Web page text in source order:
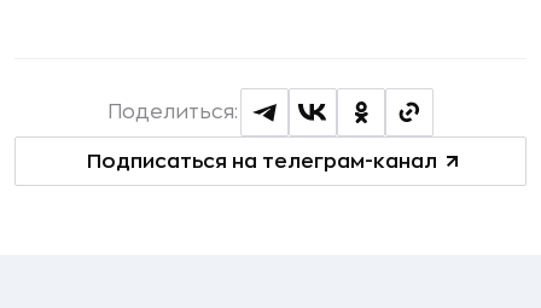
Подписаться на телеграм-канал
Поделиться: